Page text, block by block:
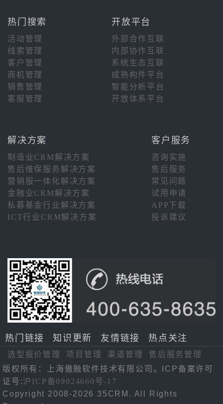
热门搜索 开放平台
活动管理
外部合作互联
线索管理
内部协作互联
客户管理
系统生态互联
商机管理
成熟构件平台
销售管理
智能分析平台
客服管理
开放体系平台
解决方案 客户服务
制造业CRM解决方案
咨询实施
售后维保服务解决方案
售后服务
营销服一体化解决方案
常见问题
金融业CRM解决方案
试用申请
私募基金行业解决方案
APP下载
ICT行业CRM解决方案
投诉建议
热门链接 知识更新 友情链接 热点关注
选型报价管理 项目管理 渠道管理
售后服务管理
版权所有：上海傲融软件技术有限公司。ICP备案许可
证号:沪ICP备09024660号-17
Copyright 2008-2026 35CRM. All Rights